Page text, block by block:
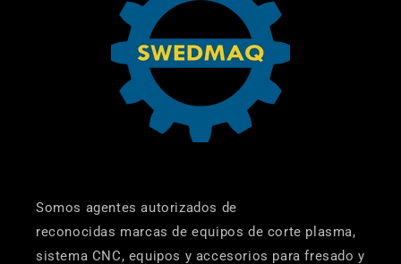
Somos agentes autorizados de
reconocidas marcas de equipos de corte plasma,
sistema CNC, equipos y accesorios para fresado y